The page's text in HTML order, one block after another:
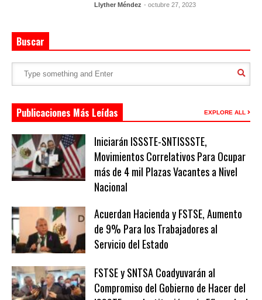
Llyther Méndez - octubre 27, 2023
Buscar
Publicaciones Más Leídas EXPLORE ALL
Iniciarán ISSSTE-SNTISSSTE,
Movimientos Correlativos Para Ocupar
más de 4 mil Plazas Vacantes a Nivel
Nacional
Acuerdan Hacienda y FSTSE, Aumento
de 9% Para los Trabajadores al
Servicio del Estado
FSTSE y SNTSA Coadyuvarán al
Compromiso del Gobierno de Hacer del